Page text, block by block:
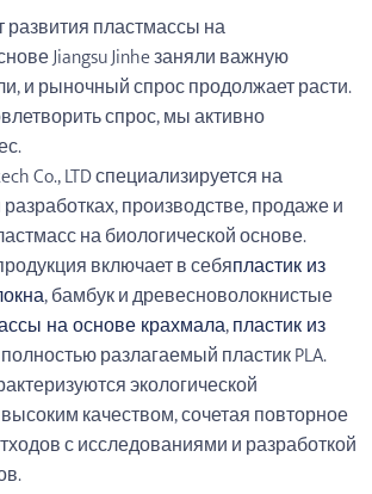
развития пластмассы на
Jiangsu Jinhe заняли важную
и рыночный спрос продолжает расти.
спрос, мы активно
Co., LTD специализируется на
производстве, продаже и
на биологической основе.
включает в себяпластик из
, бамбук и древесноволокнистые
на основе крахмала,пластик из
разлагаемый пластик PLA.
экологической
качеством, сочетая повторное
с исследованиями и разработкой